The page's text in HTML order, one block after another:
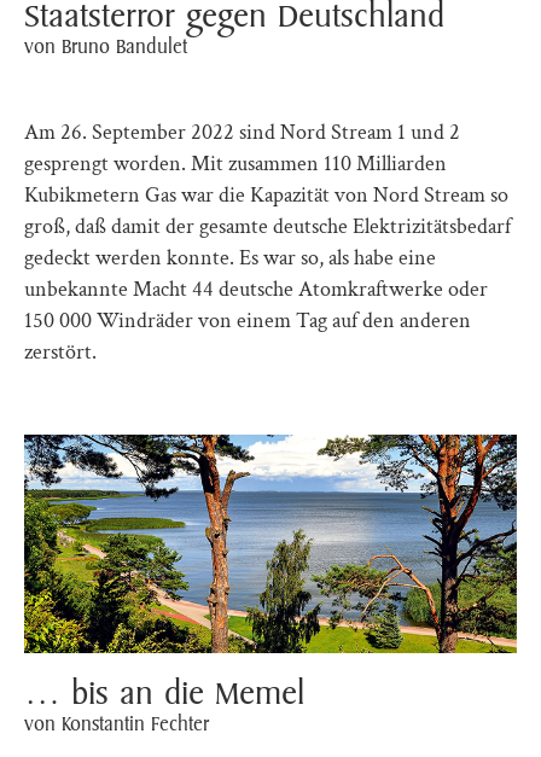
Staatsterror gegen Deutschland
von Bruno Bandulet
Am 26. September 2022 sind Nord Stream 1 und 2
gesprengt worden. Mit zusammen 110 Milliarden
Kubikmetern Gas war die Kapazität von Nord Stream so
groß, daß damit der gesamte deutsche Elektrizitätsbedarf
gedeckt werden konnte. Es war so, als habe eine
unbekannte Macht 44 deutsche Atomkraftwerke oder
150 000 Windräder von einem Tag auf den anderen
zerstört.
… bis an die Memel
von Konstantin Fechter